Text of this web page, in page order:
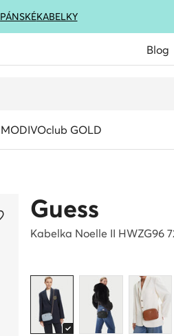
PÁNSKÉKABELKY
Blog
MODIVOclub GOLD
Guess
Kabelka Noelle II HWZG96